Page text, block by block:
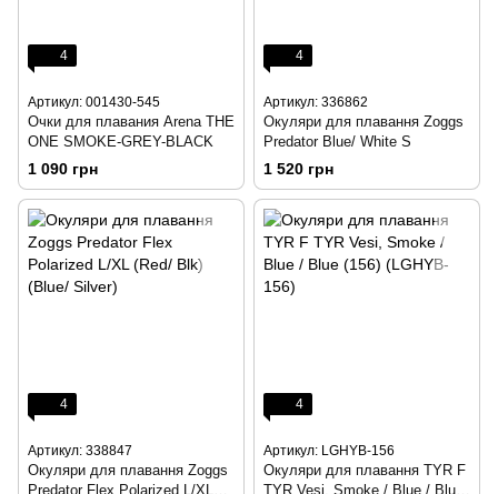
4
Артикул: 001430-545
Очки для плавания Arena THE
ONE SMOKE-GREY-BLACK
1 090 грн
4
Артикул: 336862
Окуляри для плавання Zoggs
Predator Blue/ White S
1 520 грн
4
Артикул: 338847
Окуляри для плавання Zoggs
Predator Flex Polarized L/XL
4
Артикул: LGHYB-156
Окуляри для плавання TYR F
TYR Vesi, Smoke / Blue / Blue